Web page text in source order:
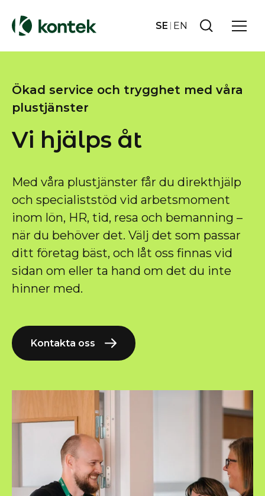
SE EN
Ökad service och trygghet med våra
plustjänster
Vi hjälps åt
Med våra plustjänster får du direkthjälp
och specialiststöd vid arbetsmoment
inom lön, HR, tid, resa och bemanning –
när du behöver det. Välj det som passar
ditt företag bäst, och låt oss finnas vid
sidan om eller ta hand om det du inte
hinner med.
Kontakta oss